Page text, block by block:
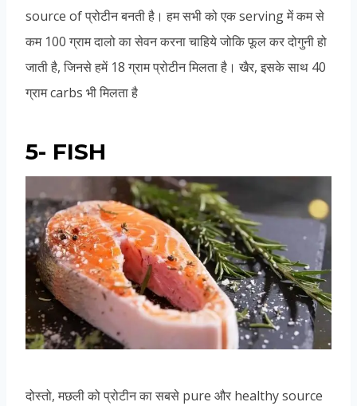
source of प्रोटीन बनती है। हम सभी को एक serving में कम से
कम 100 ग्राम दालो का सेवन करना चाहिये जोकि फूल कर दोगुनी हो
जाती है, जिनसे हमें 18 ग्राम प्रोटीन मिलता है। खैर, इसके साथ 40
ग्राम carbs भी मिलता है
5- FISH
दोस्तो, मछली को प्रोटीन का सबसे pure और healthy source